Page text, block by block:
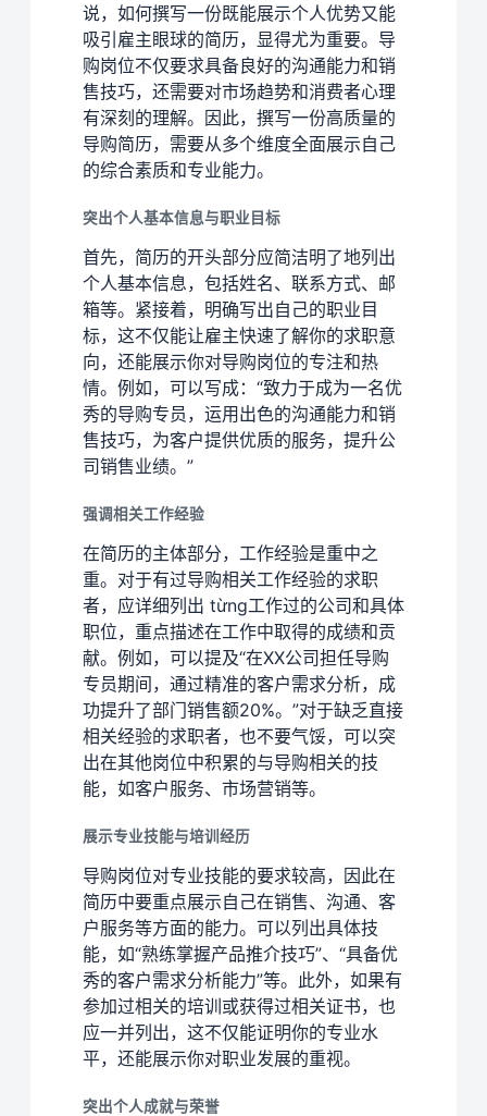
说，如何撰写一份既能展示个人优势又能
吸引雇主眼球的简历，显得尤为重要。导
购岗位不仅要求具备良好的沟通能力和销
售技巧，还需要对市场趋势和消费者心理
有深刻的理解。因此，撰写一份高质量的
导购简历，需要从多个维度全面展示自己
的综合素质和专业能力。
突出个人基本信息与职业目标
首先，简历的开头部分应简洁明了地列出
个人基本信息，包括姓名、联系方式、邮
箱等。紧接着，明确写出自己的职业目
标，这不仅能让雇主快速了解你的求职意
向，还能展示你对导购岗位的专注和热
情。例如，可以写成：“致力于成为一名优
秀的导购专员，运用出色的沟通能力和销
售技巧，为客户提供优质的服务，提升公
司销售业绩。”
强调相关工作经验
在简历的主体部分，工作经验是重中之
重。对于有过导购相关工作经验的求职
者，应详细列出 từng工作过的公司和具体
职位，重点描述在工作中取得的成绩和贡
献。例如，可以提及“在XX公司担任导购
专员期间，通过精准的客户需求分析，成
功提升了部门销售额20%。”对于缺乏直接
相关经验的求职者，也不要气馁，可以突
出在其他岗位中积累的与导购相关的技
能，如客户服务、市场营销等。
展示专业技能与培训经历
导购岗位对专业技能的要求较高，因此在
简历中要重点展示自己在销售、沟通、客
户服务等方面的能力。可以列出具体技
能，如“熟练掌握产品推介技巧”、“具备优
秀的客户需求分析能力”等。此外，如果有
参加过相关的培训或获得过相关证书，也
应一并列出，这不仅能证明你的专业水
平，还能展示你对职业发展的重视。
突出个人成就与荣誉